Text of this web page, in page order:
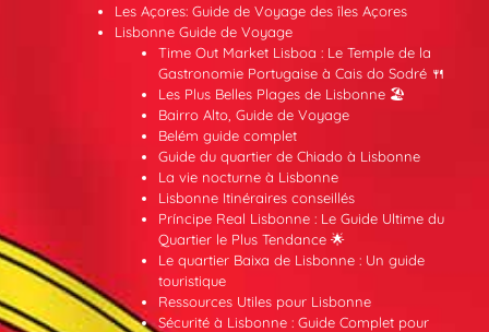
Les Açores: Guide de Voyage des îles Açores
Lisbonne Guide de Voyage
Time Out Market Lisboa : Le Temple de la
Gastronomie Portugaise à Cais do Sodré 🍴
Les Plus Belles Plages de Lisbonne 🏖️
Bairro Alto, Guide de Voyage
Belém guide complet
Guide du quartier de Chiado à Lisbonne
La vie nocturne à Lisbonne
Lisbonne Itinéraires conseillés
Príncipe Real Lisbonne : Le Guide Ultime du
Quartier le Plus Tendance 🌟
Le quartier Baixa de Lisbonne : Un guide
touristique
Ressources Utiles pour Lisbonne
Sécurité à Lisbonne : Guide Complet pour